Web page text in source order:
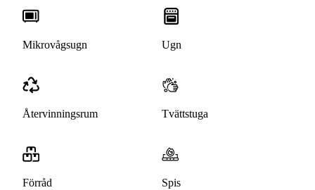
Mikrovågsugn Ugn
Återvinningsrum Tvättstuga
Förråd Spis